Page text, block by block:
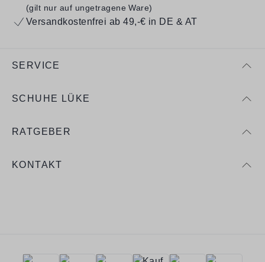
(gilt nur auf ungetragene Ware)
Versandkostenfrei ab 49,-€ in DE & AT
SERVICE
SCHUHE LÜKE
RATGEBER
KONTAKT